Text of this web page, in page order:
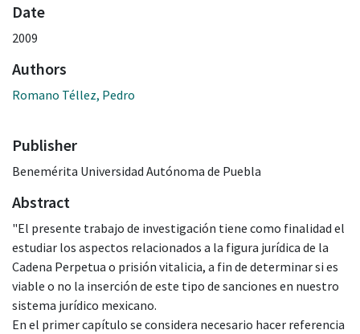
Date
2009
Authors
Romano Téllez, Pedro
Publisher
Benemérita Universidad Autónoma de Puebla
Abstract
"El presente trabajo de investigación tiene como finalidad el
estudiar los aspectos relacionados a la figura jurídica de la
Cadena Perpetua o prisión vitalicia, a fin de determinar si es
viable o no la inserción de este tipo de sanciones en nuestro
sistema jurídico mexicano.
En el primer capítulo se considera necesario hacer referencia